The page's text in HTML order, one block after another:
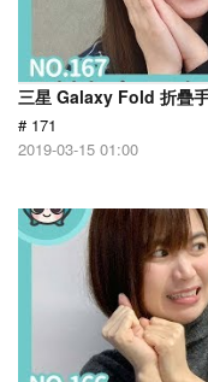
三星 Galaxy Fold 折疊
# 171
2019-03-15 01:00